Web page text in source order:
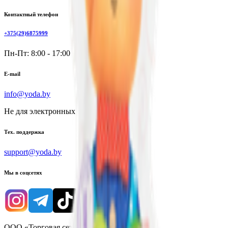
Контактный телефон
+375(29)6875999
Пн-Пт: 8:00 - 17:00
E-mail
info@yoda.by
Не для электронных обращений
Тех. поддержка
support@yoda.by
Мы в соцсетях